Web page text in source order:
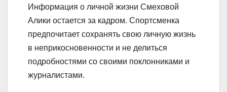
Информация о личной жизни Смеховой
Алики остается за кадром. Спортсменка
предпочитает сохранять свою личную жизнь
в неприкосновенности и не делиться
подробностями со своими поклонниками и
журналистами.